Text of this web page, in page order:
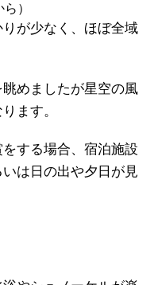
）
が少なく、ほぼ全域
めましたが星空の風
ます。
する場合、宿泊施設
は日の出や夕日が見